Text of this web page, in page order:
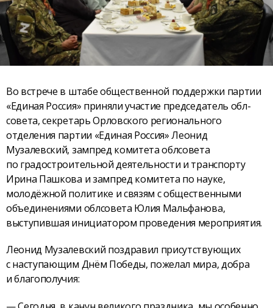
Во встрече в штабе общественной поддержки партии
«Единая Россия» приняли участие председатель обл­
совета, секретарь Орловского регионального
отделения партии «Единая Россия» Леонид
Музалевский, зампред комитета облсовета
по градостроительной деятельности и транспорту
Ирина Пашкова и зампред комитета по науке,
молодёжной политике и связям с общественными
объединениями облсовета Юлия Мальфанова,
выступившая инициатором проведения мероприятия.
Леонид Музалевский поздравил присутствующих
с наступающим Днём Победы, пожелал мира, добра
и благополучия: